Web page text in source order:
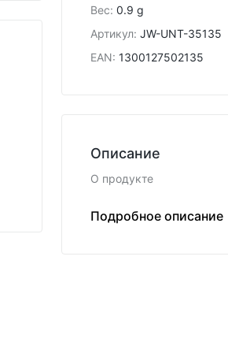
Вес: 0.9 g
Артикул: JW-UNT-35135
EAN: 1300127502135
Описание
О продукте
F
Подробное описание